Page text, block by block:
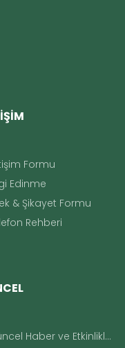
Formu
Edinme
& Şikayet Formu
Rehberi
Haber ve Etkinlikler